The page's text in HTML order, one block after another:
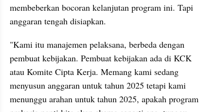
membeberkan bocoran kelanjutan program ini. Tapi
anggaran tengah disiapkan.
"Kami itu manajemen pelaksana, berbeda dengan
pembuat kebijakan. Pembuat kebijakan ada di KCK
atau Komite Cipta Kerja. Memang kami sedang
menyusun anggaran untuk tahun 2025 tetapi kami
menunggu arahan untuk tahun 2025, apakah program